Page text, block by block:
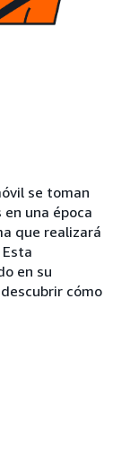
se toman
una época
que realizará
en su
cómo